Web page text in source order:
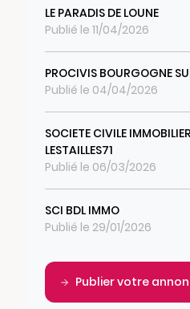
LE PARADIS DE LOUNE
Publié le 11/04/2026
PROCIVIS BOURGOGNE
Publié le 04/04/2026
SOCIETE CIVILE
LESTAILLES71
Publié le 06/03/2026
SCI BDL IMMO
Publié le 29/01/2026
Publier votre